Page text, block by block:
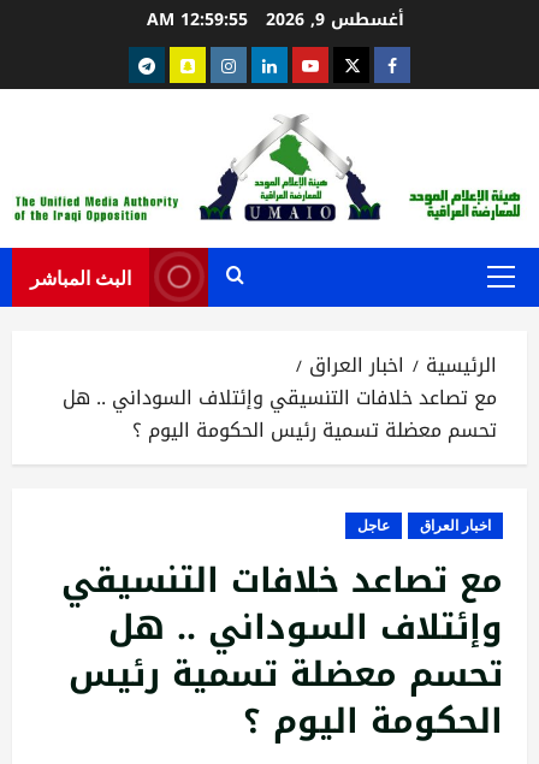
المحتوى
أغسطس 9, 2026 12:59:56 AM
facebook
Twitter
youtube
Linkedin
instagram
snapchat
Telegram
القائمة
البث المباشر
الرئيسية
اخبار العراق
مع تصاعد خلافات التنسيقي وإئتلاف السوداني .. هل
تحسم معضلة تسمية رئيس الحكومة اليوم ؟
اخبار العراق عاجل
مع تصاعد خلافات التنسيقي
وإئتلاف السوداني .. هل
تحسم معضلة تسمية رئيس
الحكومة اليوم ؟